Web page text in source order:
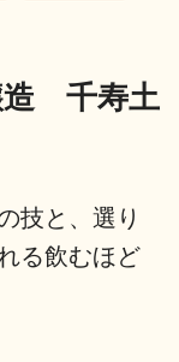
千寿土
技と、選り
る飲むほど